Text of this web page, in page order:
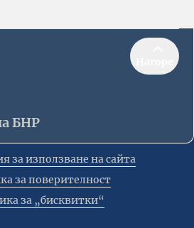
БНР
за използване на сайта
за поверителност
за „бисквитки“